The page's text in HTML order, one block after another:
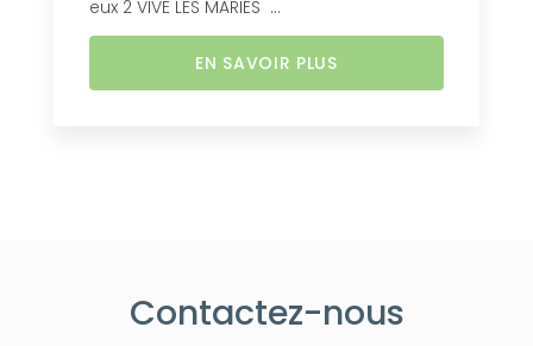
eux 2 VIVE LES MARIÉS ...
EN SAVOIR PLUS
Contactez-nous